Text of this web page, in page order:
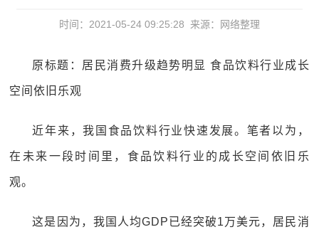
时间：2021-05-24 09:25:28 来源：网络整理
原标题：居民消费升级趋势明显 食品饮料行业成长
空间依旧乐观
近年来，我国食品饮料行业快速发展。笔者以为，
在未来一段时间里，食品饮料行业的成长空间依旧乐
观。
这是因为，我国人均GDP已经突破1万美元，居民消